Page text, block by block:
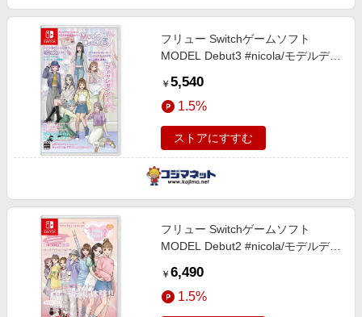
フリュー Switchゲームソフト
MODEL Debut3 #nicola/モデルデビ
￥ 5,540
1.5%
ストアにすすむ
フリュー Switchゲームソフト
MODEL Debut2 #nicola/モデルデビ
MODELDebut2#nicola
￥ 6,490
1.5%